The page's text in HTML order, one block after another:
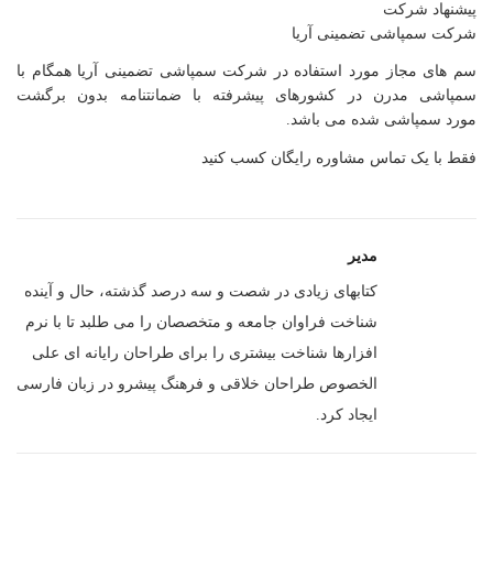
پیشنهاد شرکت
شرکت سمپاشی تضمینی آریا
سم های مجاز مورد استفاده در شرکت سمپاشی تضمینی آریا همگام با
سمپاشی مدرن در کشورهای پیشرفته با ضمانتنامه بدون برگشت
مورد سمپاشی شده می باشد.
فقط با یک تماس مشاوره رایگان کسب کنید
مدیر
کتابهای زیادی در شصت و سه درصد گذشته، حال و آینده
شناخت فراوان جامعه و متخصصان را می طلبد تا با نرم
افزارها شناخت بیشتری را برای طراحان رایانه ای علی
الخصوص طراحان خلاقی و فرهنگ پیشرو در زبان فارسی
ایجاد کرد.